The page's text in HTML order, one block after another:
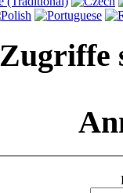
Zugriffe